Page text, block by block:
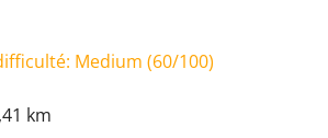
Medium (60/100)
km